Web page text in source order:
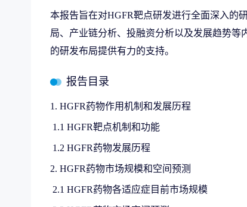
本报告旨在对HGFR靶点研发进行全面深入的
局、产业链分析、投融资分析以及发展趋势等
的研发布局提供有力的支持。
报告目录
1. HGFR药物作用机制和发展历程
1.1 HGFR靶点机制和功能
1.2 HGFR药物发展历程
2. HGFR药物市场规模和空间预测
2.1 HGFR药物各适应症目前市场规模